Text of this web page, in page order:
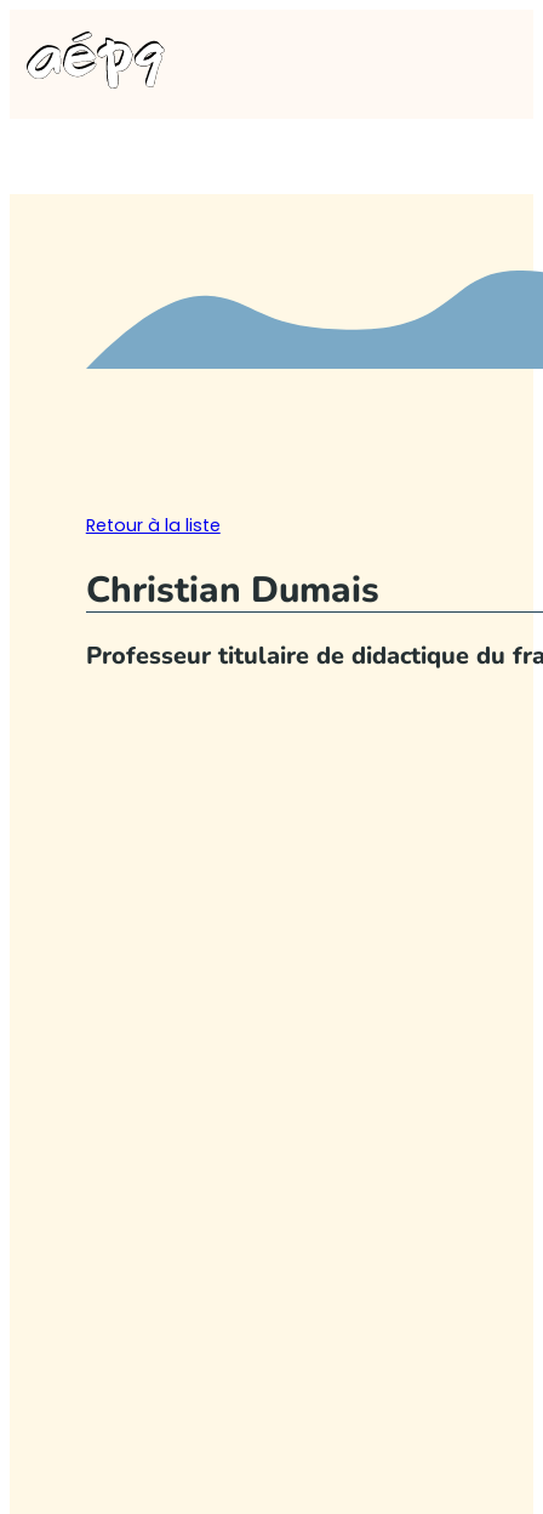
Retour à la liste
Christian Dumais
Professeur titulaire de didactique du